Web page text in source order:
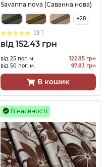
Savanna nova (Саванна нова)
+28
7
від 152.43 грн
від 25 пог. м.
122.85 грн
від 50 пог. м.
97.83 грн
В кошик
В наявності